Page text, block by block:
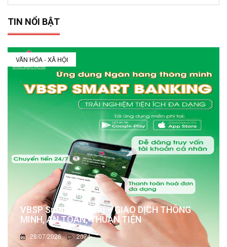
TIN NỔI BẬT
VĂN HÓA - XÃ HỘI
VBSP Smart Banking – GIAO DỊCH THÔNG
MINH, AN TOÀN, THUẬN TIỆN
28/07/2026 2074